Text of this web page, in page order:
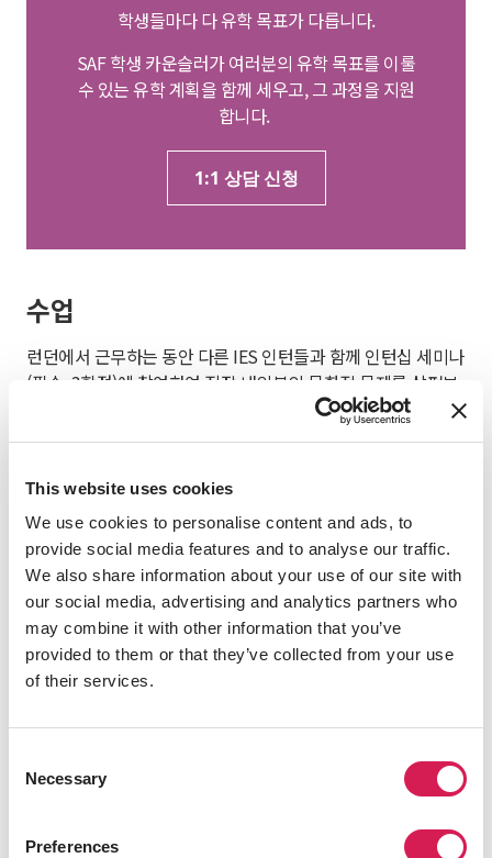
This website uses cookies
We use cookies to personalise content and ads, to
provide social media features and to analyse our traffic.
We also share information about your use of our site with
our social media, advertising and analytics partners who
may combine it with other information that you’ve
provided to them or that they’ve collected from your use
of their services.
Selection
Necessary
Preferences
학생들마다 다 유학 목표가 다릅니다.
SAF 학생 카운슬러가 여러분의 유학 목표를 이룰
수 있는 유학 계획을 함께 세우고, 그 과정을 지원
합니다.
1:1 상담 신청
수업
런던에서 근무하는 동안 다른 IES 인턴들과 함께 인턴십 세미나
(필수, 3학점)에 참여하여 직장 내외부의 문화적 문제를 살펴보
면서 인턴십에서 겪게 되는 다양한 상황에 대한 이해를 높이게
됩니다.
직장 문화의 이해, 의사소통 능력 향상, 업무 태도 및 소질 강화,
턴십에는 물론 귀국 후 커리어를 구축해나가는 데도 도움이 될
것입니다.
참고: 예정된 수업 목록입니다. 입학 허가를 받으면 계정에서 최
종 확정된 수업 목록을 확인할 수 있습니다. 또한 SAF 및 IES
Abroad는 등록이 미달되거나 통제할 수 없는 상황이 발생할 경
우 수업을 취소할 수 있는 권한이 있습니다.
유용한 링크
유학은 어떻게 문화적 인식을 확장